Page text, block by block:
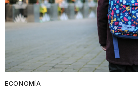
ECONOMÍA